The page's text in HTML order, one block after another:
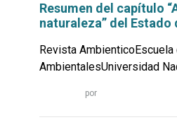
Resumen del capítulo
naturaleza” del Estado
Revista AmbienticoEscuela
AmbientalesUniversidad
por